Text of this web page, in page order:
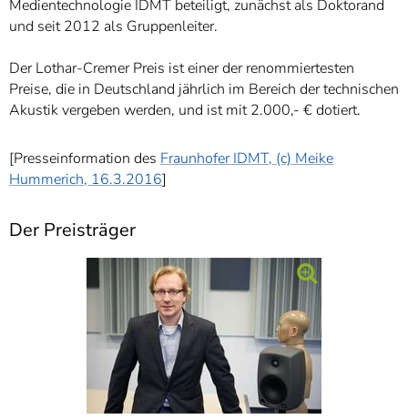
Medientechnologie IDMT beteiligt, zunächst als Doktorand
und seit 2012 als Gruppenleiter.
Der Lothar-Cremer Preis ist einer der renommiertesten
Preise, die in Deutschland jährlich im Bereich der technischen
Akustik vergeben werden, und ist mit 2.000,- € dotiert.
[Presseinformation des Fraunhofer IDMT, (c) Meike
Hummerich, 16.3.2016]
Der Preisträger